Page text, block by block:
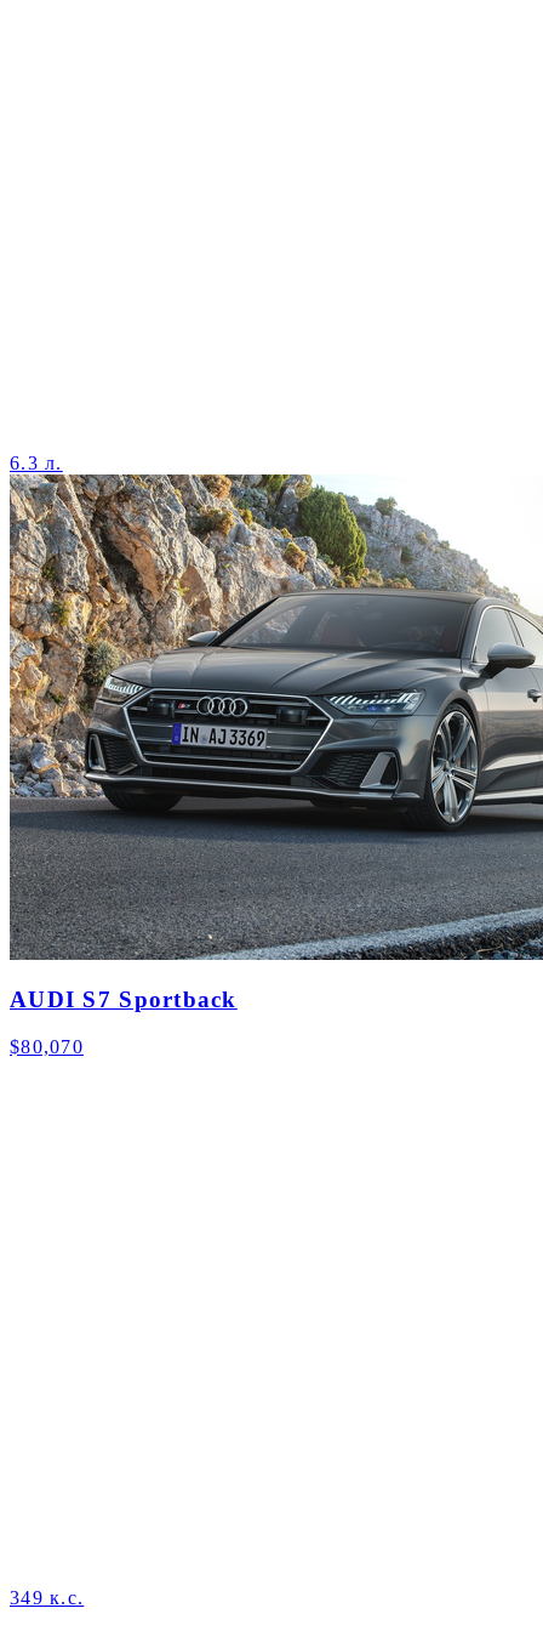
6.3 л.
AUDI S7 Sportback
$80,070
349 к.с.